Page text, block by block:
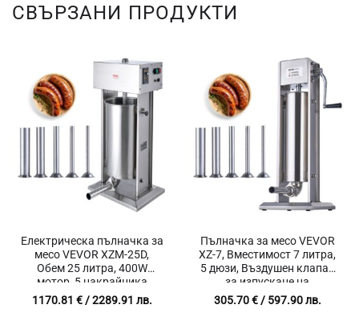
СВЪРЗАНИ ПРОДУКТИ
Електрическа пълначка за
месо VEVOR XZM-25D,
Обем 25 литра, 400W
мотор, 5 накрайника
1170.81 €/ 2289.91 лв.
Пълначка за месо VEVOR
XZ-7, Вместимост 7 литра,
5 дюзи, Въздушен клапан
за изпускане на
налягането
305.70€/ 597.90 лв.